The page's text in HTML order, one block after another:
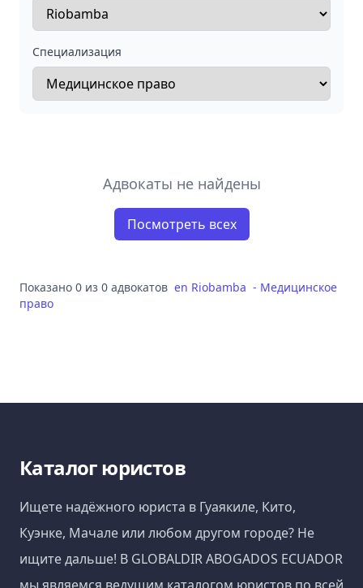
Специализация
Адвокаты не найдены
Посмотреть всех
Показано 0 из 0 адвокатов en Riobamba - Медицинское
право
Каталог юристов
Ищете надёжного юриста в Гуаякиле, Кито,
Куэнке, Мачале или любом другом городе? Не
ищите дальше! В GLOBALDIR ABOGADOS ECUADOR